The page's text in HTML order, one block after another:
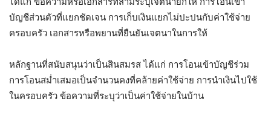
บัญชีส่วนตัวที่แยกชัดเจน การเก็บเงินแยกไม่ปะปนกับค่าใช้จ่าย
ครอบครัว เอกสารหรือพยานที่ยืนยันเจตนาในการให้
หลักฐานที่สนับสนุนว่าเป็นสินสมรส ได้แก่ การโอนเข้าบัญชีร่วม
การโอนสม่ำเสมอเป็นจำนวนคงที่คล้ายค่าใช้จ่าย การนำเงินไปใช้
ในครอบครัว ข้อความที่ระบุว่าเป็นค่าใช้จ่ายในบ้าน